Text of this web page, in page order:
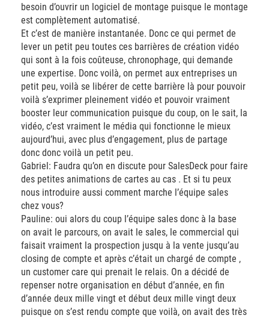
besoin d’ouvrir un logiciel de montage puisque le montage
est complètement automatisé.
Et c’est de manière instantanée. Donc ce qui permet de
lever un petit peu toutes ces barrières de création vidéo
qui sont à la fois coûteuse, chronophage, qui demande
une expertise. Donc voilà, on permet aux entreprises un
petit peu, voilà se libérer de cette barrière là pour pouvoir
voilà s’exprimer pleinement vidéo et pouvoir vraiment
booster leur communication puisque du coup, on le sait, la
vidéo, c’est vraiment le média qui fonctionne le mieux
aujourd’hui, avec plus d’engagement, plus de partage
donc donc voilà un petit peu.
Gabriel: Faudra qu’on en discute pour SalesDeck pour faire
des petites animations de cartes au cas . Et si tu peux
nous introduire aussi comment marche l’équipe sales
chez vous?
Pauline: oui alors du coup l’équipe sales donc à la base
on avait le parcours, on avait le sales, le commercial qui
faisait vraiment la prospection jusqu à la vente jusqu’au
closing de compte et après c’était un chargé de compte ,
un customer care qui prenait le relais. On a décidé de
repenser notre organisation en début d’année, en fin
d’année deux mille vingt et début deux mille vingt deux
puisque on s’est rendu compte que voilà, on avait des très